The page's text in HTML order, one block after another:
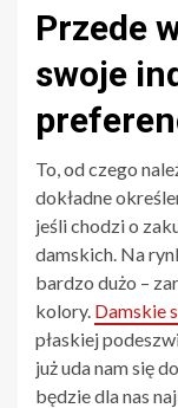
Przede
swoje
To, od czego
dokładne
jeśli chodzi o
damskich. Na
bardzo dużo –
kolory. Damskie
płaskiej
już uda nam się
będzie dla nas